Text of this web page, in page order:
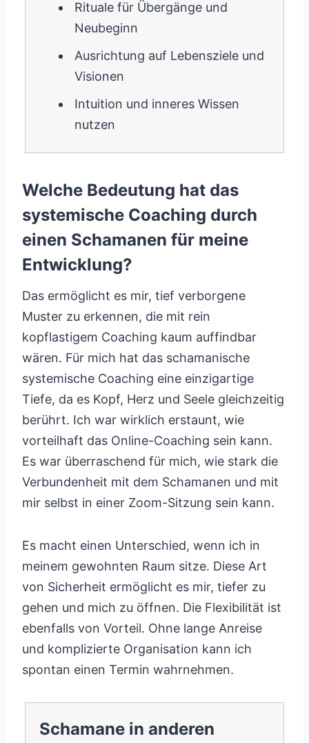
Rituale für Übergänge und
Neubeginn
Ausrichtung auf Lebensziele und
Visionen
Intuition und inneres Wissen
nutzen
Welche Bedeutung hat das
systemische Coaching durch
einen Schamanen für meine
Entwicklung?
Das ermöglicht es mir, tief verborgene
Muster zu erkennen, die mit rein
kopflastigem Coaching kaum auffindbar
wären. Für mich hat das schamanische
systemische Coaching eine einzigartige
Tiefe, da es Kopf, Herz und Seele gleichzeitig
berührt. Ich war wirklich erstaunt, wie
vorteilhaft das Online-Coaching sein kann.
Es war überraschend für mich, wie stark die
Verbundenheit mit dem Schamanen und mit
mir selbst in einer Zoom-Sitzung sein kann.
Es macht einen Unterschied, wenn ich in
meinem gewohnten Raum sitze. Diese Art
von Sicherheit ermöglicht es mir, tiefer zu
gehen und mich zu öffnen. Die Flexibilität ist
ebenfalls von Vorteil. Ohne lange Anreise
und komplizierte Organisation kann ich
spontan einen Termin wahrnehmen.
Schamane in anderen